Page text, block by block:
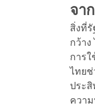
จา
สิ่งที่
กว้า
การ
ไทยช่
ประ
ควา